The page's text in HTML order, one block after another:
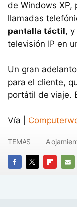
de Windows XP,
llamadas
pantalla táctil, y
televisión IP en
Un gran
para el cliente,
portátil de viaje.
Vía |
FACEBOOK
TWITTER
E-
TEMAS